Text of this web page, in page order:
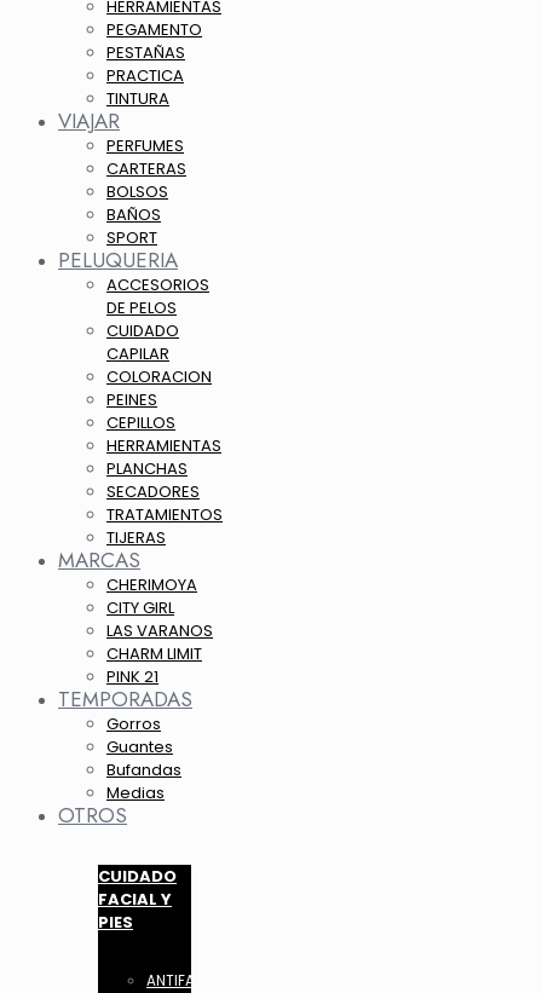
HERRAMIENTAS
PEGAMENTO
PESTAÑAS
PRACTICA
TINTURA
VIAJAR
PERFUMES
CARTERAS
BOLSOS
BAÑOS
SPORT
PELUQUERIA
ACCESORIOS
DE PELOS
CUIDADO
CAPILAR
COLORACION
PEINES
CEPILLOS
HERRAMIENTAS
PLANCHAS
SECADORES
TRATAMIENTOS
TIJERAS
MARCAS
CHERIMOYA
CITY GIRL
LAS VARANOS
CHARM LIMIT
PINK 21
TEMPORADAS
Gorros
Guantes
Bufandas
Medias
OTROS
CUIDADO
FACIAL Y
PIES
ANTIFAZ